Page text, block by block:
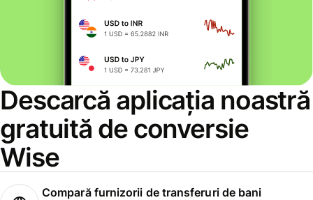
Descarcă aplicația noastră
gratuită de conversie
Wise
Compară furnizorii de transferuri de bani